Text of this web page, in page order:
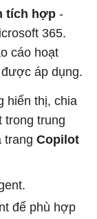
tích hợp -
365.
cáo hoạt
áp dụng.
hiển thị, chia
trong trung
trang Copilot
để phù hợp